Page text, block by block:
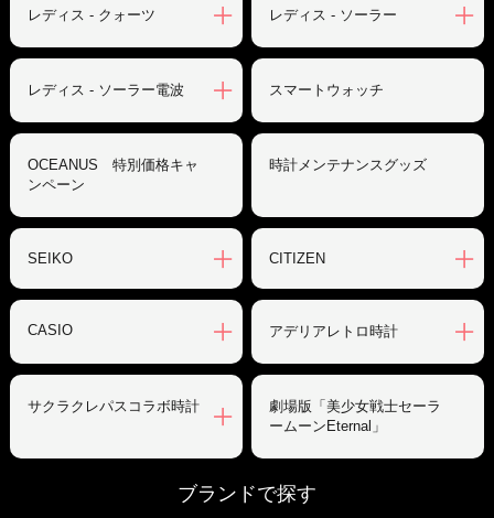
レディス - クォーツ レディス - ソーラー
レディス - ソーラー電波 スマートウォッチ
OCEANUS 特別価格キャ
ンペーン
時計メンテナンスグッズ
SEIKO CITIZEN
CASIO アデリアレトロ時計
サクラクレパスコラボ時計
劇場版「美少女戦士セーラ
ームーンEternal」
ブランドで探す